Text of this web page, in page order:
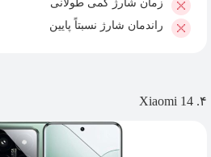
زمان شارژ کمی طولانی
راندمان شارژ نسبتاً پایین
۴. Xiaomi 14